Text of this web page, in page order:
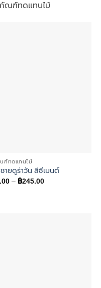
ณฑ์ทดแทนไม้
ฑ์ทดแทนไม้
ชายดูร่าวัน สีซีเมนต์
– ฿245.00Price